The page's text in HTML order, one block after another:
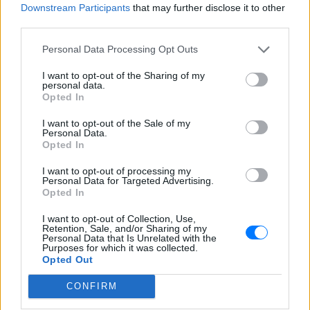
Downstream Participants that may further disclose it to other
Personal Data Processing Opt Outs
I want to opt-out of the Sharing of my
personal data.
Opted In
I want to opt-out of the Sale of my
Personal Data.
Opted In
I want to opt-out of processing my
Personal Data for Targeted Advertising.
Opted In
I want to opt-out of Collection, Use,
Retention, Sale, and/or Sharing of my
Personal Data that Is Unrelated with the
Purposes for which it was collected.
Opted Out
CONFIRM
QUIZ
ΠΡΙΝ 65 ΕΒΔΟΜΆΔΕΣ
ελληνικές ταινίες της
Με μερικά μόνο στοιχεία
τύπου Β: Kάνε το τεστ για να
μάθεις ποια έχεις
QUIZ ΠΡΙΝ 90 ΕΒΔΟΜΆΔΕΣ